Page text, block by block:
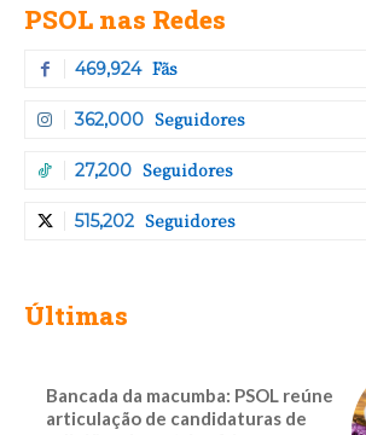
PSOL nas Redes
469,924 Fãs
362,000 Seguidores
27,200 Seguidores
515,202 Seguidores
Últimas
Bancada da macumba: PSOL reúne
articulação de candidaturas de